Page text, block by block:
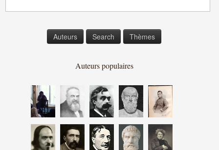
Auteurs Search Thèmes
Auteurs populaires